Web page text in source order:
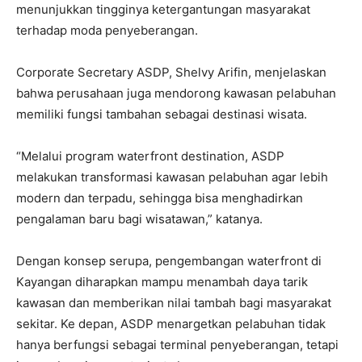
menunjukkan tingginya ketergantungan masyarakat
terhadap moda penyeberangan.
Corporate Secretary ASDP, Shelvy Arifin, menjelaskan
bahwa perusahaan juga mendorong kawasan pelabuhan
memiliki fungsi tambahan sebagai destinasi wisata.
“Melalui program waterfront destination, ASDP
melakukan transformasi kawasan pelabuhan agar lebih
modern dan terpadu, sehingga bisa menghadirkan
pengalaman baru bagi wisatawan,” katanya.
Dengan konsep serupa, pengembangan waterfront di
Kayangan diharapkan mampu menambah daya tarik
kawasan dan memberikan nilai tambah bagi masyarakat
sekitar. Ke depan, ASDP menargetkan pelabuhan tidak
hanya berfungsi sebagai terminal penyeberangan, tetapi